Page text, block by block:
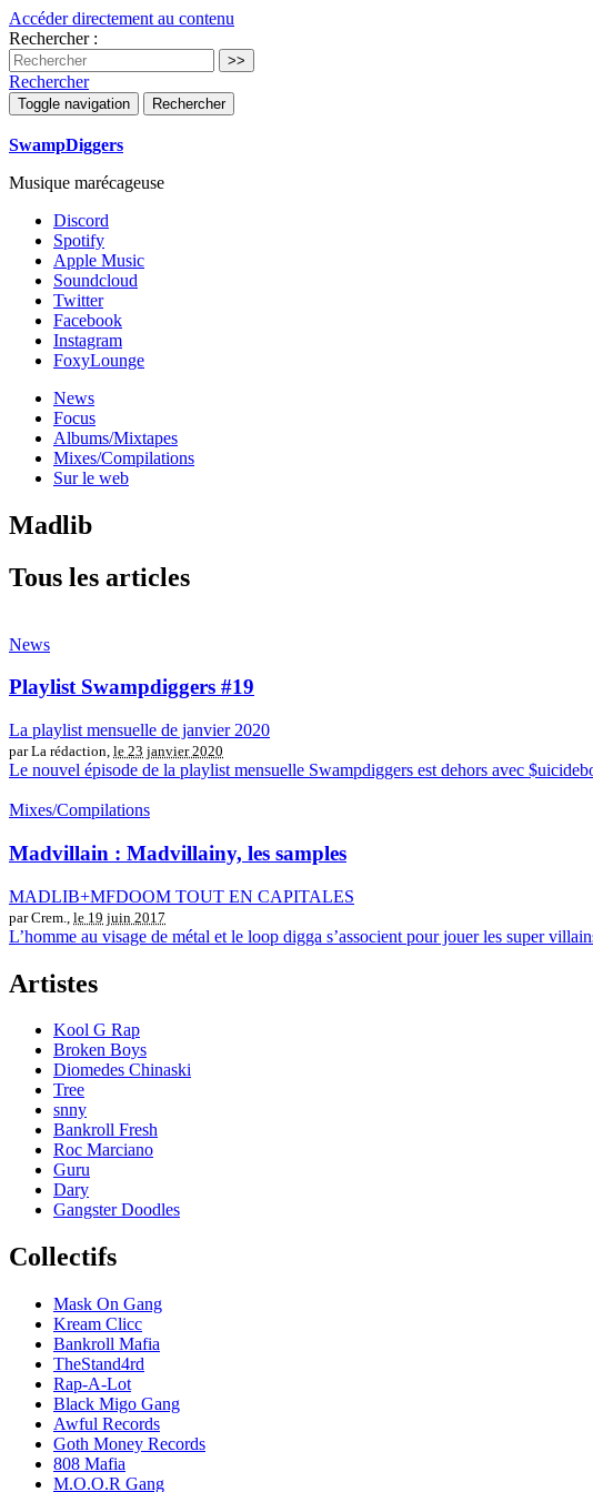
Accéder directement au contenu
Rechercher :
Rechercher
Toggle navigation Rechercher
SwampDiggers
Musique marécageuse
Discord
Spotify
Apple Music
Soundcloud
Twitter
Facebook
Instagram
FoxyLounge
News
Focus
Albums/Mixtapes
Mixes/Compilations
Sur le web
Madlib
Tous les articles
News
Playlist Swampdiggers #19
La playlist mensuelle de janvier 2020
par La rédaction, le 23 janvier 2020
Le nouvel épisode de la playlist mensuelle Swampdiggers est dehors avec
Mixes/Compilations
Madvillain : Madvillainy, les samples
MADLIB+MFDOOM TOUT EN CAPITALES
par Crem., le 19 juin 2017
L’homme au visage de métal et le loop digga s’associent pour jouer les super
Artistes
Kool G Rap
Broken Boys
Diomedes Chinaski
Tree
snny
Bankroll Fresh
Roc Marciano
Guru
Dary
Gangster Doodles
Collectifs
Mask On Gang
Kream Clicc
Bankroll Mafia
TheStand4rd
Rap-A-Lot
Black Migo Gang
Awful Records
Goth Money Records
808 Mafia
M.O.O.R Gang